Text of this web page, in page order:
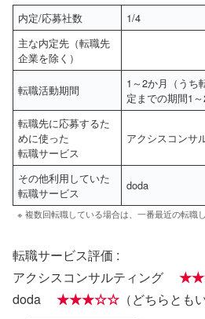
内定/応募社数
1/4
主な内定先（転職先
企業を除く）
転職活動期間
1～2か月（うち
定までの期間1～
転職先に応募するた
めに使った
転職サービス
アクシスコンサ
その他利用していた
転職サービス
doda
※ 複数回転職している場合は、一番最近の転職
転職サービス評価 :
アクシスコンサルティング
doda
★★★☆☆ （どちらとも